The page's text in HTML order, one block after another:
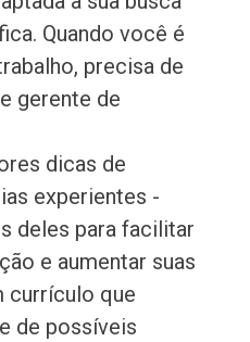
Quando você é
precisa de
gerente de
dicas de
experientes -
deles para facilitar
e aumentar suas
currículo que
de possíveis